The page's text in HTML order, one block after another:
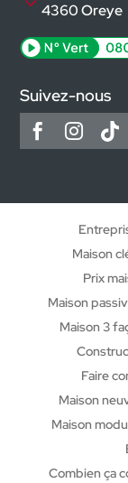
4360 Oreye
Suivez-nous
Maison
Prix
Maison
Maison 3
Faire
Maison
Maison
Combien ça